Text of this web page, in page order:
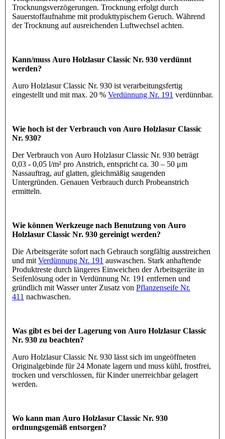
Trocknungsverzögerungen. Trocknung erfolgt durch
Sauerstoffaufnahme mit produkttypischem Geruch. Während
der Trocknung auf ausreichenden Luftwechsel achten.
Kann/muss Auro Holzlasur Classic Nr. 930 verdünnt
werden?
Auro Holzlasur Classic Nr. 930 ist verarbeitungsfertig
eingestellt und mit max. 20 % Verdünnung Nr. 191 verdünnbar.
Wie hoch ist der Verbrauch von Auro Holzlasur Classic
Nr. 930?
Der Verbrauch von Auro Holzlasur Classic Nr. 930 beträgt
0,03 - 0,05 l/m² pro Anstrich, entspricht ca. 30 – 50 μm
Nassauftrag, auf glatten, gleichmäßig saugenden
Untergründen. Genauen Verbrauch durch Probeanstrich
ermitteln.
Wie können Werkzeuge nach Benutzung von Auro
Holzlasur Classic Nr. 930 gereinigt werden?
Die Arbeitsgeräte sofort nach Gebrauch sorgfältig ausstreichen
und mit Verdünnung Nr. 191 auswaschen. Stark anhaftende
Produktreste durch längeres Einweichen der Arbeitsgeräte in
Seifenlösung oder in Verdünnung Nr. 191 entfernen und
gründlich mit Wasser unter Zusatz von Pflanzenseife Nr.
411 nachwaschen.
Was gibt es bei der Lagerung von Auro Holzlasur Classic
Nr. 930 zu beachten?
Auro Holzlasur Classic Nr. 930 lässt sich im ungeöffneten
Originalgebinde für 24 Monate lagern und muss kühl, frostfrei,
trocken und verschlossen, für Kinder unerreichbar gelagert
werden.
Wo kann man Auro Holzlasur Classic Nr. 930
ordnungsgemäß entsorgen?